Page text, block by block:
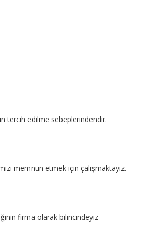
tercih edilme sebeplerindendir.
memnun etmek için çalışmaktayız.
firma olarak bilincindeyiz